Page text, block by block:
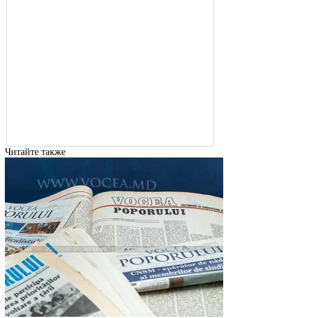
Читайте также